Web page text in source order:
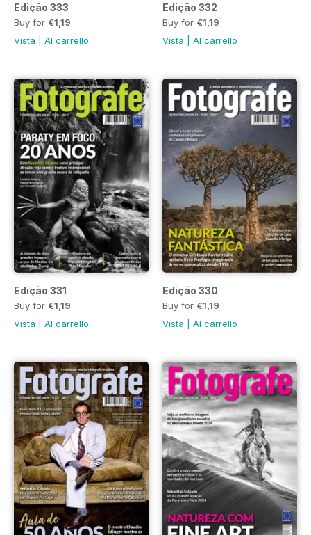
Edição 333
Buy for €1,19
Vista
Al carrello
Edição 332
Buy for €1,19
Vista
Al carrello
Edição 331
Buy for €1,19
Vista
Al carrello
Edição 330
Buy for €1,19
Vista
Al carrello